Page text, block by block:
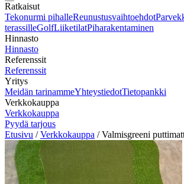
Ratkaisut
Tekonurmi pihalleReunustusvaihtoehdot
terassilleGolfLiiketilatPiharakentaminen
Hinnasto
Hinnasto
Referenssit
Referenssit
Yritys
Meidän tarinammeYhteystiedotTietopankki
Verkkokauppa
Verkkokauppa
Pyydä tarjous
Etusivu / Verkkokauppa / Valmisgreeni